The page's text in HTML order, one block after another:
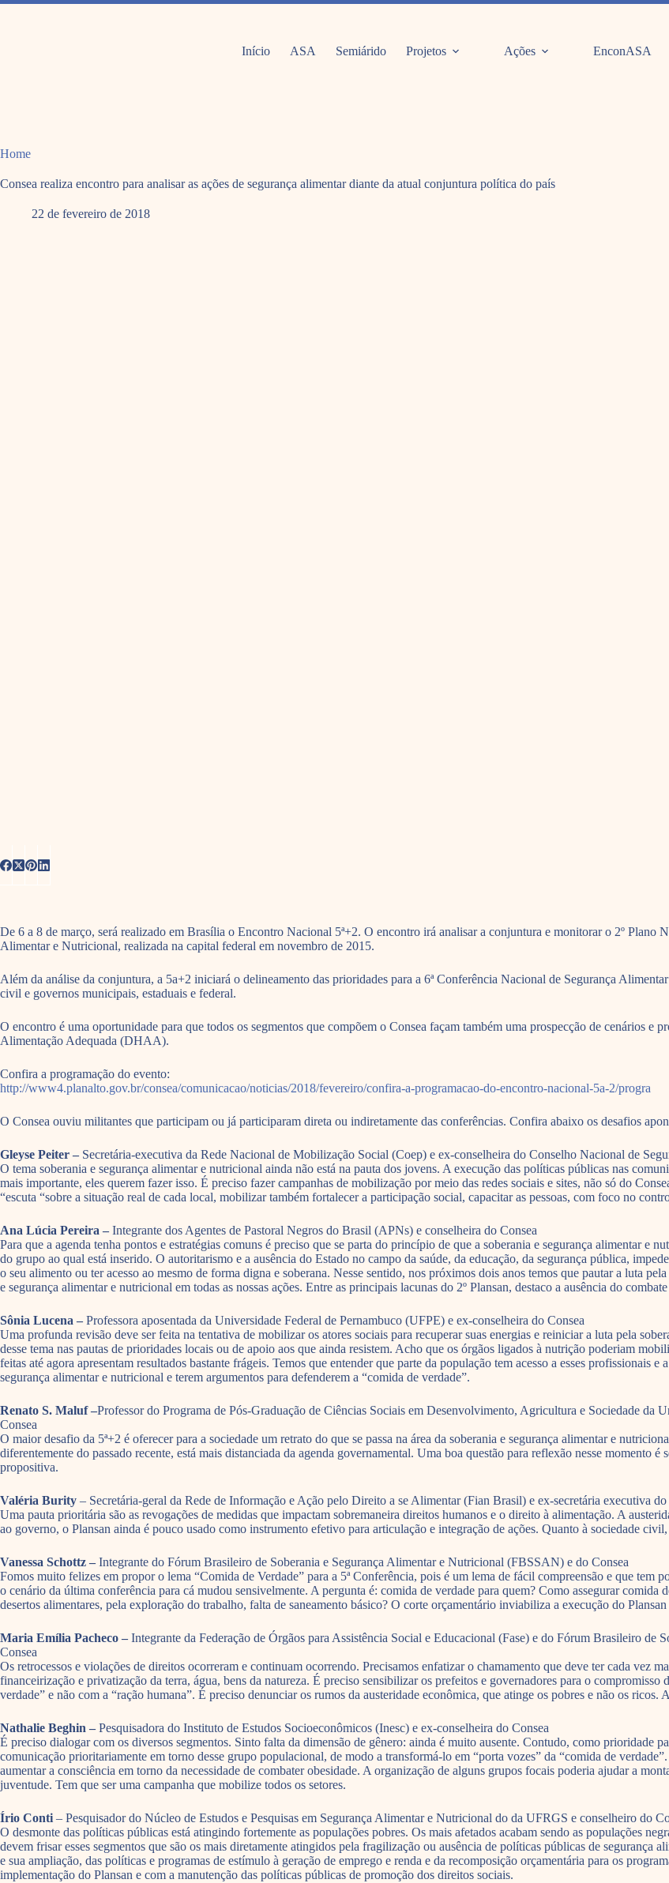
Pular
Início ASA Semiárido Projetos Ações EnconASA
Home
Consea realiza encontro para analisar as ações de segurança alimentar diante da atual conjuntura política do país
22 de fevereiro de 2018
De 6 a 8 de março, será realizado em Brasília o Encontro Nacional 5ª+2. O encontro irá analisar a conjuntura e monitorar o 2º Plano
Alimentar e Nutricional, realizada na capital federal em novembro de 2015.
Além da análise da conjuntura, a 5a+2 iniciará o delineamento das prioridades para a 6ª Conferência Nacional de Segurança
civil e governos municipais, estaduais e federal.
O encontro é uma oportunidade para que todos os segmentos que compõem o Consea façam também uma prospecção de cenários e
Alimentação Adequada (DHAA).
Confira a programação do evento:
http://www4.planalto.gov.br/consea/comunicacao/noticias/2018/fevereiro/confira-a-programacao-do-encontro-nacional-5a-2/progra
O Consea ouviu militantes que participam ou já participaram direta ou indiretamente das conferências. Confira abaixo os desafios
Gleyse Peiter – Secretária-executiva da Rede Nacional de Mobilização Social (Coep) e ex-conselheira do Conselho Nacional de
O tema soberania e segurança alimentar e nutricional ainda não está na pauta dos jovens. A execução das políticas públicas nas
mais importante, eles querem fazer isso. É preciso fazer campanhas de mobilização por meio das redes sociais e sites, não só do
“escuta “sobre a situação real de cada local, mobilizar também fortalecer a participação social, capacitar as pessoas, com foco no
Ana Lúcia Pereira – Integrante dos Agentes de Pastoral Negros do Brasil (APNs) e conselheira do Consea
Para que a agenda tenha pontos e estratégias comuns é preciso que se parta do princípio de que a soberania e segurança alimentar
do grupo ao qual está inserido. O autoritarismo e a ausência do Estado no campo da saúde, da educação, da segurança pública,
o seu alimento ou ter acesso ao mesmo de forma digna e soberana. Nesse sentido, nos próximos dois anos temos que pautar a luta
e segurança alimentar e nutricional em todas as nossas ações. Entre as principais lacunas do 2º Plansan, destaco a ausência do
Sônia Lucena – Professora aposentada da Universidade Federal de Pernambuco (UFPE) e ex-conselheira do Consea
Uma profunda revisão deve ser feita na tentativa de mobilizar os atores sociais para recuperar suas energias e reiniciar a luta pela
desse tema nas pautas de prioridades locais ou de apoio aos que ainda resistem. Acho que os órgãos ligados à nutrição poderiam
feitas até agora apresentam resultados bastante frágeis. Temos que entender que parte da população tem acesso a esses profissionais
segurança alimentar e nutricional e terem argumentos para defenderem a “comida de verdade”.
Renato S. Maluf –Professor do Programa de Pós-Graduação de Ciências Sociais em Desenvolvimento, Agricultura e Sociedade da
Consea
O maior desafio da 5ª+2 é oferecer para a sociedade um retrato do que se passa na área da soberania e segurança alimentar e
diferentemente do passado recente, está mais distanciada da agenda governamental. Uma boa questão para reflexão nesse momento
propositiva.
Valéria Burity – Secretária-geral da Rede de Informação e Ação pelo Direito a se Alimentar (Fian Brasil) e ex-secretária executiva do
Uma pauta prioritária são as revogações de medidas que impactam sobremaneira direitos humanos e o direito à alimentação. A
ao governo, o Plansan ainda é pouco usado como instrumento efetivo para articulação e integração de ações. Quanto à sociedade
Vanessa Schottz – Integrante do Fórum Brasileiro de Soberania e Segurança Alimentar e Nutricional (FBSSAN) e do Consea
Fomos muito felizes em propor o lema “Comida de Verdade” para a 5ª Conferência, pois é um lema de fácil compreensão e que tem
o cenário da última conferência para cá mudou sensivelmente. A pergunta é: comida de verdade para quem? Como assegurar
desertos alimentares, pela exploração do trabalho, falta de saneamento básico? O corte orçamentário inviabiliza a execução do
Maria Emília Pacheco – Integrante da Federação de Órgãos para Assistência Social e Educacional (Fase) e do Fórum Brasileiro
Consea
Os retrocessos e violações de direitos ocorreram e continuam ocorrendo. Precisamos enfatizar o chamamento que deve ter cada vez
financeirização e privatização da terra, água, bens da natureza. É preciso sensibilizar os prefeitos e governadores para o
verdade” e não com a “ração humana”. É preciso denunciar os rumos da austeridade econômica, que atinge os pobres e não os ricos.
Nathalie Beghin – Pesquisadora do Instituto de Estudos Socioeconômicos (Inesc) e ex-conselheira do Consea
É preciso dialogar com os diversos segmentos. Sinto falta da dimensão de gênero: ainda é muito ausente. Contudo, como prioridade
comunicação prioritariamente em torno desse grupo populacional, de modo a transformá-lo em “porta vozes” da “comida de
aumentar a consciência em torno da necessidade de combater obesidade. A organização de alguns grupos focais poderia ajudar a
juventude. Tem que ser uma campanha que mobilize todos os setores.
Írio Conti – Pesquisador do Núcleo de Estudos e Pesquisas em Segurança Alimentar e Nutricional do da UFRGS e conselheiro do
O desmonte das políticas públicas está atingindo fortemente as populações pobres. Os mais afetados acabam sendo as populações
devem frisar esses segmentos que são os mais diretamente atingidos pela fragilização ou ausência de políticas públicas de segurança
e sua ampliação, das políticas e programas de estímulo à geração de emprego e renda e da recomposição orçamentária para os
implementação do Plansan e com a manutenção das políticas públicas de promoção dos direitos sociais.